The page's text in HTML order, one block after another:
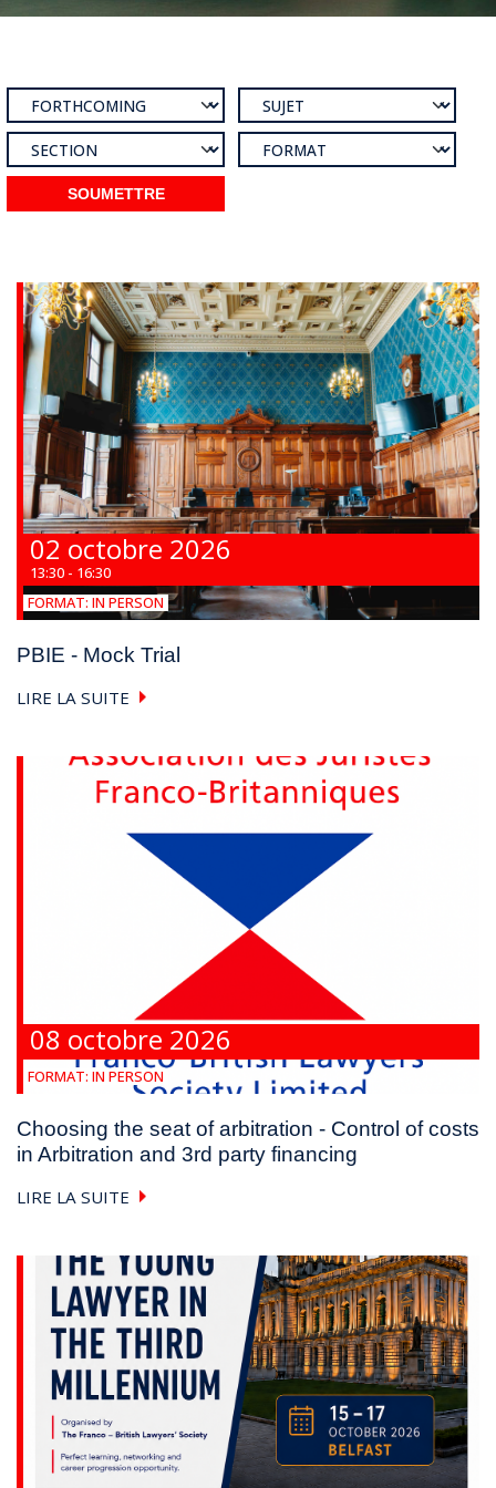
02 octobre 2026
13:30 - 16:30
FORMAT: IN PERSON
PBIE - Mock Trial
LIRE LA SUITE
08 octobre 2026
FORMAT: IN PERSON
Choosing the seat of arbitration - Control of costs
in Arbitration and 3rd party financing
LIRE LA SUITE